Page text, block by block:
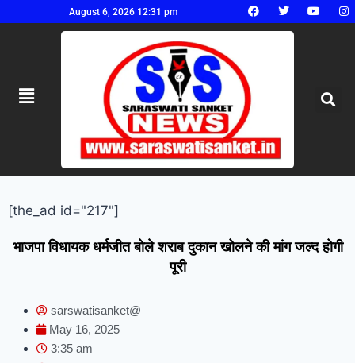
August 6, 2026 12:31 pm
[the_ad id="217"]
भाजपा विधायक धर्मजीत बोले शराब दुकान खोलने की मांग जल्द होगी
पूरी
sarswatisanket@
May 16, 2025
3:35 am